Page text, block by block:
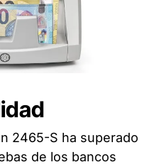
2465-S ha superado
de los bancos